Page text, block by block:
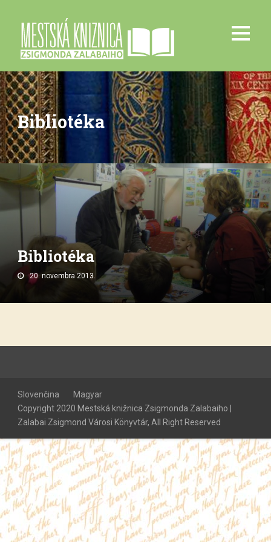
Bibliotéka
Bibliotéka
20. novembra 2013.
Slovenčina
Magyar
Copyright 2020 Mestská knižnica Zsigmonda Zalabaiho |
Zalabai Zsigmond Városi Könyvtár, All Right Reserved